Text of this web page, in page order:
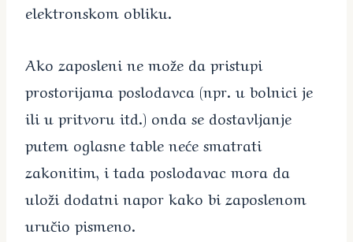
elektronskom obliku.
Ako zaposleni ne može da pristupi
prostorijama poslodavca (npr. u bolnici je
ili u pritvoru itd.) onda se dostavljanje
putem oglasne table neće smatrati
zakonitim, i tada poslodavac mora da
uloži dodatni napor kako bi zaposlenom
uručio pismeno.